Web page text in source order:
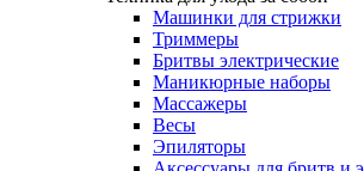
Машинки для стрижки
Триммеры
Бритвы электрические
Маникюрные наборы
Массажеры
Весы
Эпиляторы